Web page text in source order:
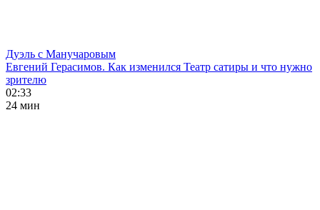
Дуэль с Манучаровым
Евгений Герасимов. Как изменился Театр сатиры и что нужно
зрителю
02:33
24 мин